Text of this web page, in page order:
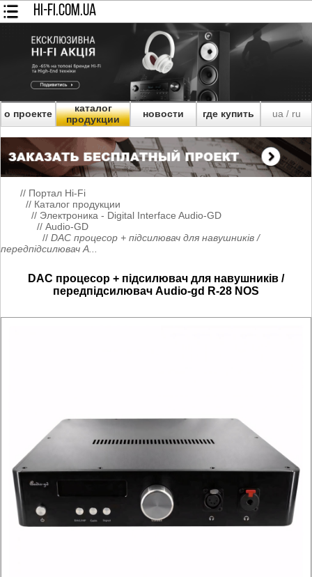
HI-FI.COM.UA
о проекте
каталог
продукции
новости где купить ua/ ru
// Портал Hi-Fi
// Каталог продукции
// Электроника - Digital Interface Audio-GD
// Audio-GD
// DAC процесор + підсилювач для навушників /
передпідсилювач A...
DAC процесор + підсилювач для навушників /
передпідсилювач Audio-gd R-28 NOS